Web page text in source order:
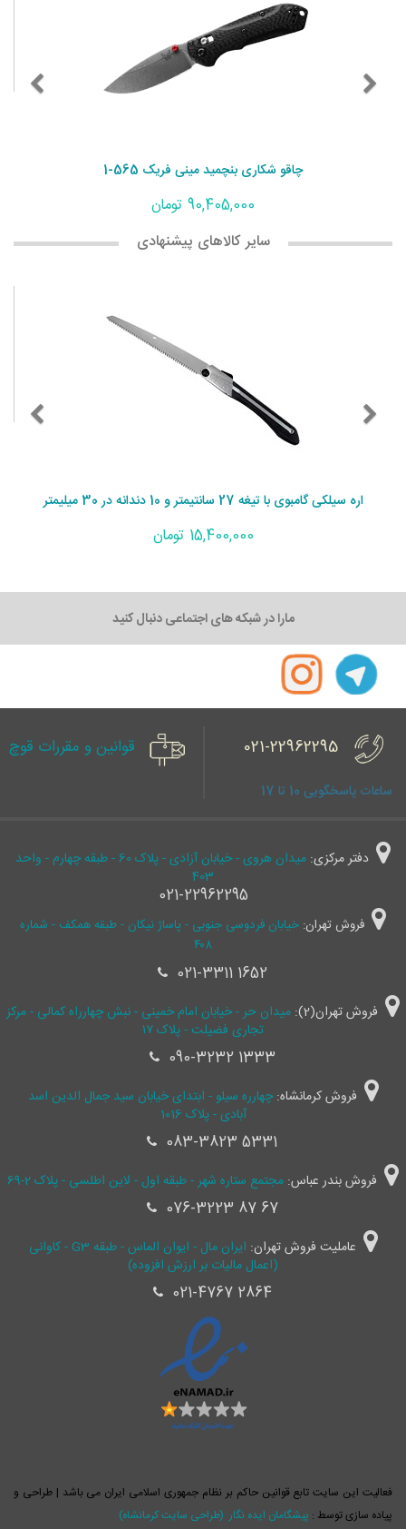
چاقو شکاری بنچمید مینی فریک 565-1
90,405,000 تومان
سایر کالاهای پیشنهادی
اره سیلکی گامبوی با تیغه 27 سانتیمتر و 10 دندانه در 30 میلیمتر
15,400,000 تومان
مارا در شبکه های اجتماعی دنبال کنید
021-22962295
ساعات پاسخگویی 10 تا 17
قوانین و مقررات قوچ
دفتر مرکزی:
میدان هروی - خیابان آزادی - پلاک 60 - طبقه چهارم - واحد
403
021-22962295
فروش تهران: خیابان فردوسی جنوبی - پاساژ نیکان - طبقه همکف - شماره
۴۰۸
021-3311 1652
فروش تهران(2):
میدان حر - خیابان امام خمینی - نبش چهارراه کمالی - مرکز
تجاری فضیلت - پلاک ۱۷
090-3232 1333
فروش کرمانشاه:چهارره سیلو - ابتدای خیابان سید جمال ‌الدین اسد
آبادی - پلاک 1016
083-3823 5331
فروش بندر عباس: مجتمع ستاره شهر - طبقه اول - لاین اطلسی - پلاک 2-69
076-3223 87 67
عاملیت فروش تهران:
ایران مال - ایوان الماس - طبقه G3 - کاوانی
(اعمال مالیات بر ارزش افزوده)
021-4767 2864
فعالیت این سایت تابع قوانین حاکم بر نظام جمهوری اسلامی ایران می باشد | طراحی و
پیاده سازی توسط : پیشگامان ایده نگار (طراحی سایت کرمانشاه)